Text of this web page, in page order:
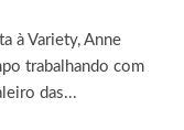
à Variety, Anne
trabalhando com
das...